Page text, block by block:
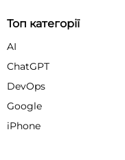
Топ категорії
AI
ChatGPT
DevOps
Google
iPhone